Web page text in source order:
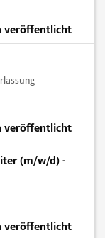
veröffentlicht
veröffentlicht
(m/w/d) -
veröffentlicht